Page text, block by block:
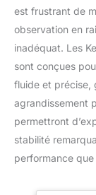
est frustrant de
observation en
inadéquat. Les
sont conçues
fluide et précise,
agrandissement
permettront
stabilité
performance